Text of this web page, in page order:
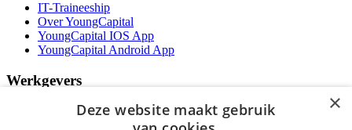
IT-Traineeship
Over YoungCapital
YoungCapital IOS App
YoungCapital Android App
Werkgevers
Het concept
×
Deze website maakt gebruik